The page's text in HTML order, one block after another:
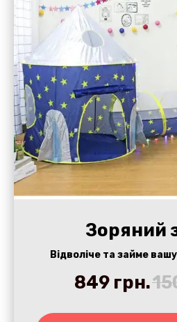
Зоряний
Відволіче та займе
849 грн.